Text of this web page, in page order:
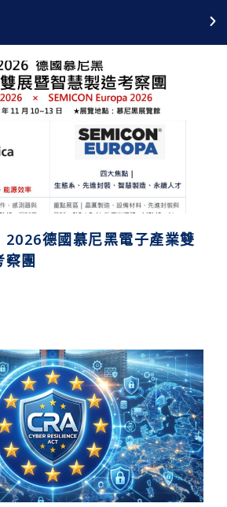
xGCB合規實戰商機說明會 線上報名
中
2026德國慕尼黑電子產業雙
察團